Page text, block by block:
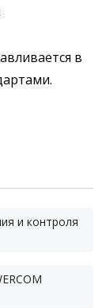
в
и контроля